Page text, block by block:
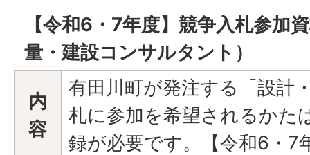
【令和6・7年度】競争入札参加
量・建設コンサルタント）
内
容
有田川町が発注する「設計
札に参加を希望されるかた
録が必要です。【令和6・7